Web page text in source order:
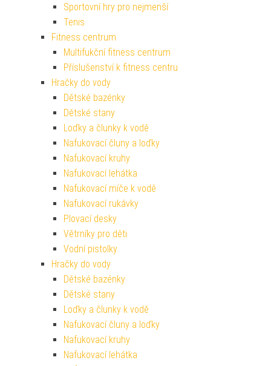
Sportovní hry pro nejmenší
Tenis
Fitness centrum
Multifukční fitness centrum
Příslušenství k fitness centru
Hračky do vody
Dětské bazénky
Dětské stany
Loďky a člunky k vodě
Nafukovací čluny a loďky
Nafukovací kruhy
Nafukovací lehátka
Nafukovací míče k vodě
Nafukovací rukávky
Plovací desky
Větrníky pro děti
Vodní pistolky
Hračky do vody
Dětské bazénky
Dětské stany
Loďky a člunky k vodě
Nafukovací čluny a loďky
Nafukovací kruhy
Nafukovací lehátka